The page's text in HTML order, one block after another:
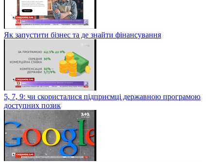
Як запустити бізнес та де знайти фінансування
5, 7, 9: чи скористалися підприємці державною програмою
доступних позик